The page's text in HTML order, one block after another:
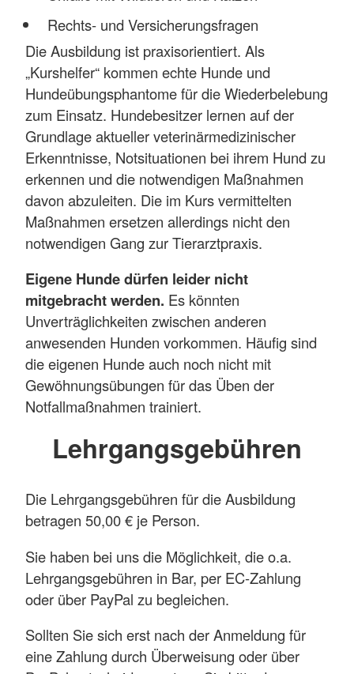
Rechts- und Versicherungsfragen
Die Ausbildung ist praxisorientiert. Als
„Kurshelfer“ kommen echte Hunde und
Hundeübungsphantome für die Wiederbelebung
zum Einsatz. Hundebesitzer lernen auf der
Grundlage aktueller veterinärmedizinischer
Erkenntnisse, Notsituationen bei ihrem Hund zu
erkennen und die notwendigen Maßnahmen
davon abzuleiten. Die im Kurs vermittelten
Maßnahmen ersetzen allerdings nicht den
notwendigen Gang zur Tierarztpraxis.
Eigene Hunde dürfen leider nicht
mitgebracht werden. Es könnten
Unverträglichkeiten zwischen anderen
anwesenden Hunden vorkommen. Häufig sind
die eigenen Hunde auch noch nicht mit
Gewöhnungsübungen für das Üben der
Notfallmaßnahmen trainiert.
Lehrgangsgebühren
Die Lehrgangsgebühren für die Ausbildung
betragen 50,00 € je Person.
Sie haben bei uns die Möglichkeit, die o.a.
Lehrgangsgebühren in Bar, per EC-Zahlung
oder über PayPal zu begleichen.
Sollten Sie sich erst nach der Anmeldung für
eine Zahlung durch Überweisung oder über